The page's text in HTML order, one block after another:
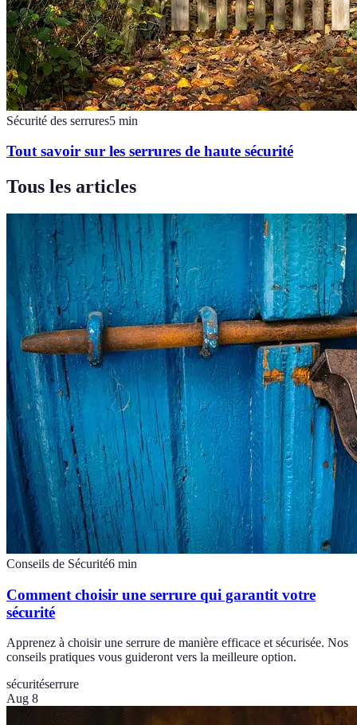
Sécurité des serrures5 min
Tout savoir sur les serrures de haute sécurité
Tous les articles
Conseils de Sécurité6 min
Comment choisir une serrure qui garantit votre
sécurité
Apprenez à choisir une serrure de manière efficace et sécurisée. Nos
conseils pratiques vous guideront vers la meilleure option.
sécuritéserrure
Aug 8